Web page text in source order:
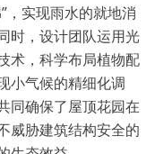
，实现雨水的就地消
时，设计团队运用光
术，科学布局植物配
小气候的精细化调
同确保了屋顶花园在
威胁建筑结构安全的